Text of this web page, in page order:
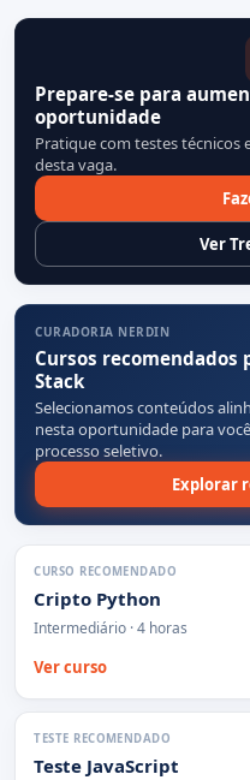
Prepare-se para
oportunidade
Pratique com testes
desta vaga.
Ver
CURADORIA NERDIN
Cursos recomendados
Stack
Selecionamos conteúdos
nesta oportunidade para
processo seletivo.
Explorar
CURSO RECOMENDADO
Cripto Python
Intermediário · 4 horas
Ver curso
TESTE RECOMENDADO
Teste JavaScript